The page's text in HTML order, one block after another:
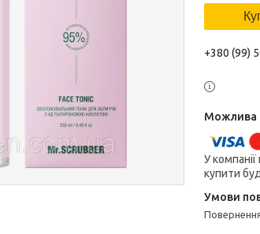
+380 (99)
У
купити